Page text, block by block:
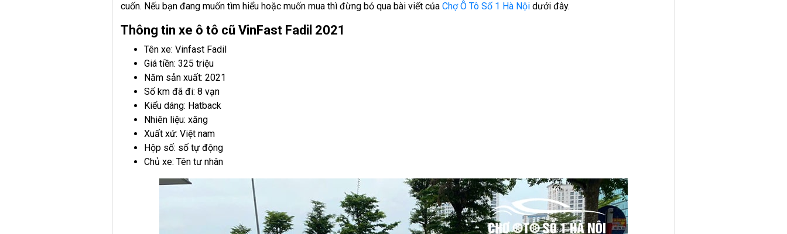
cuốn. Nếu bạn đang muốn tìm hiểu hoặc muốn mua thì đừng bỏ qua bài viết của Chợ Ô Tô Số 1 Hà Nộidưới đây.
Thông tin xe ô tô cũ VinFast Fadil 2021
Tên xe: Vinfast Fadil
Giá tiền: 325 triệu
Năm sản xuất: 2021
Số km đã đi: 8 vạn
Kiểu dáng: Hatback
Nhiên liệu: xăng
Xuất xứ: Việt nam
Hộp số: số tự động
Chủ xe: Tên tư nhân